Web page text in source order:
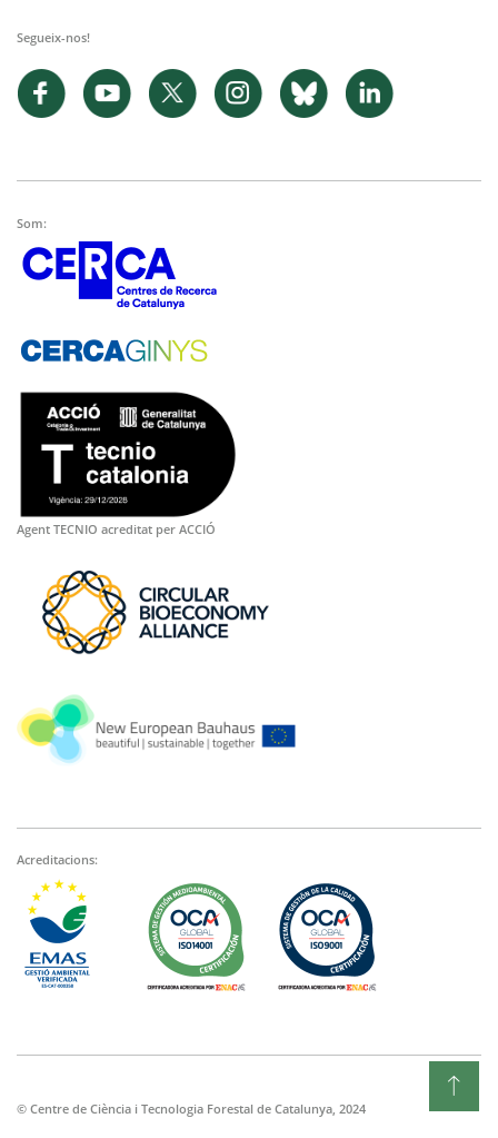
Segueix-nos!
Som:
Agent TECNIO acreditat per ACCIÓ
Acreditacions:
© Centre de Ciència i Tecnologia Forestal de Catalunya, 2024